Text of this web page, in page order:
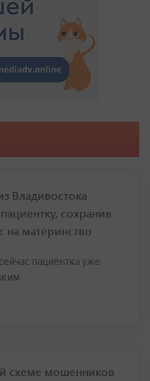
Владивостока
сохранив
на материнство
пациентка уже
схеме мошенников